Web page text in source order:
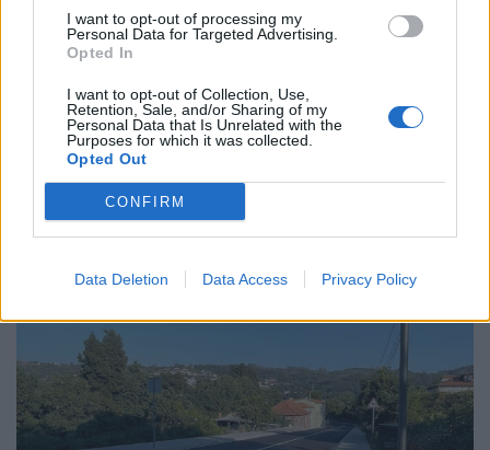
I want to opt-out of processing my
Personal Data for Targeted Advertising.
Opted In
I want to opt-out of Collection, Use,
Retention, Sale, and/or Sharing of my
Personal Data that Is Unrelated with the
Purposes for which it was collected.
Opted Out
CONFIRM
Data Deletion Data Access Privacy Policy
7/08/2026